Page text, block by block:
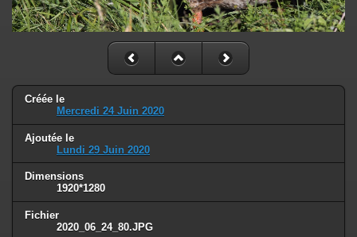
Créée le
Mercredi 24 Juin 2020
Ajoutée le
Lundi 29 Juin 2020
Dimensions
1920*1280
Fichier
2020_06_24_80.JPG